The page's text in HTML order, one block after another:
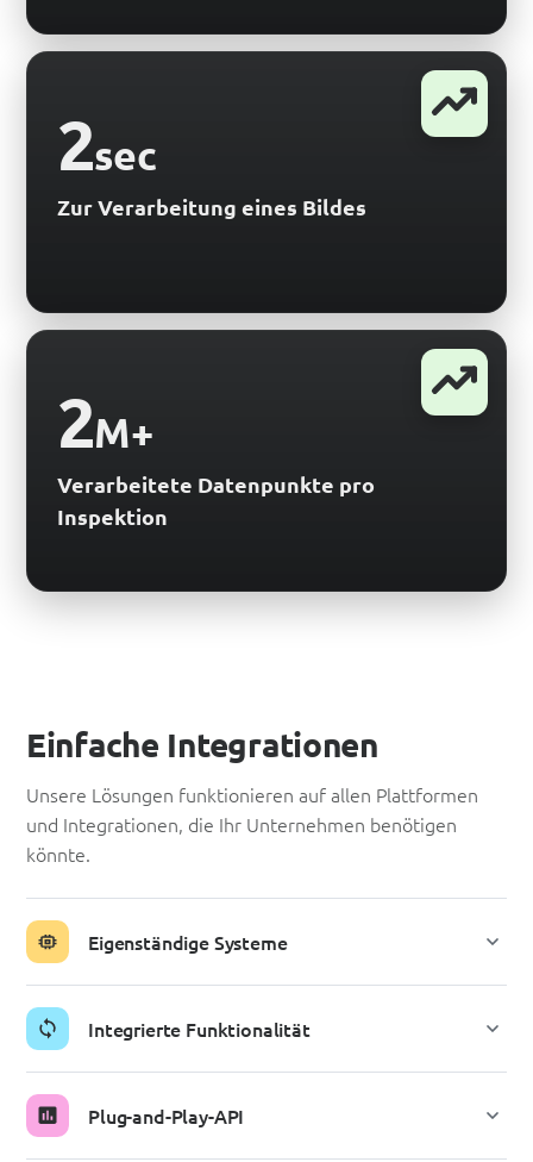
2sec
Zur Verarbeitung eines Bildes
2M+
Verarbeitete Datenpunkte pro
Inspektion
Einfache Integrationen
Unsere Lösungen funktionieren auf allen Plattformen
und Integrationen, die Ihr Unternehmen benötigen
könnte.
Eigenständige Systeme
Integrierte Funktionalität
Plug-and-Play-API